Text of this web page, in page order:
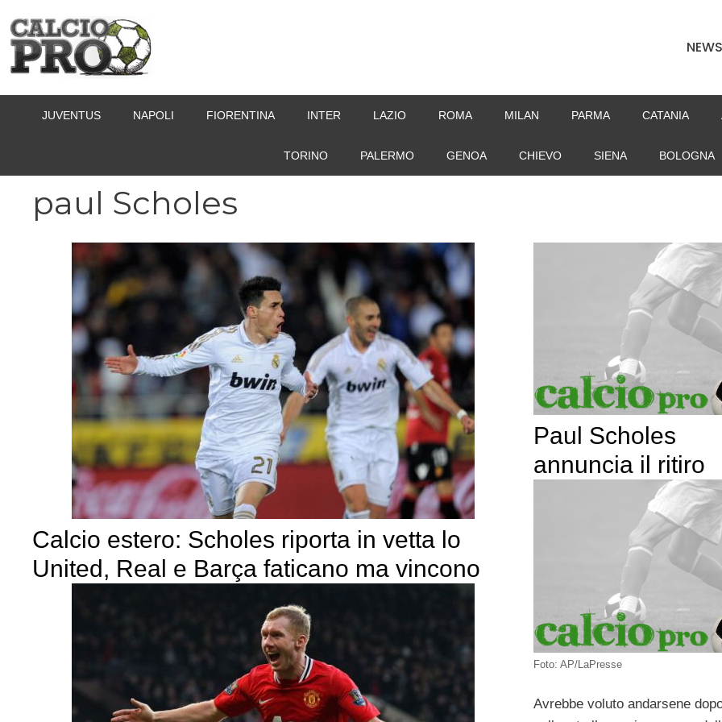
contenuto
NEWS
JUVENTUS NAPOLI FIORENTINA INTER LAZIO ROMA MILAN PARMA CATANIA
TORINO PALERMO GENOA CHIEVO SIENA BOLOGNA
paul Scholes
Calcio estero: Scholes riporta in vetta lo
United, Real e Barça faticano ma vincono
Paul Scholes
annuncia il ritiro
Foto: AP/LaPresse
Avrebbe voluto andarsene